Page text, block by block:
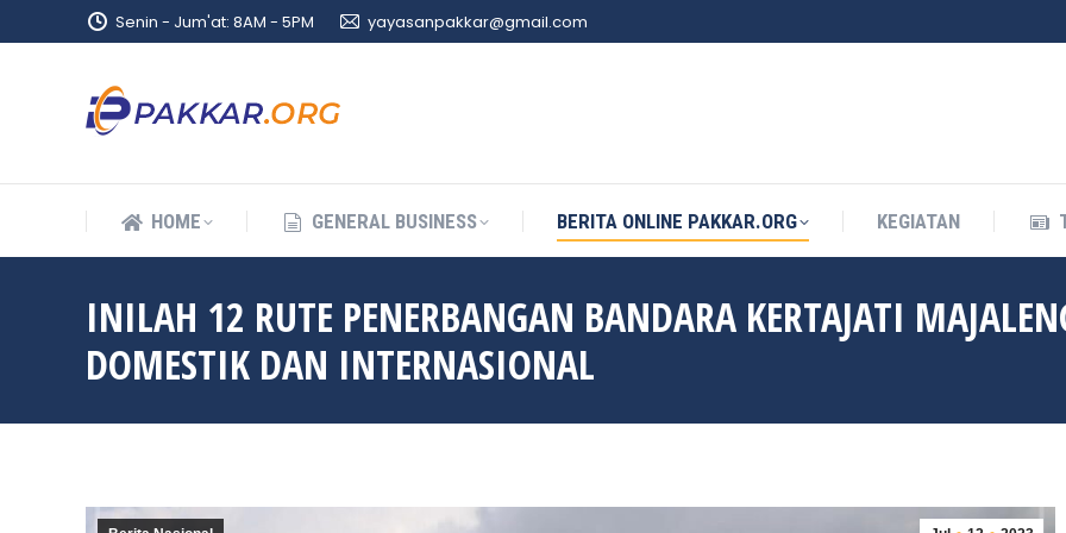
Senin - Jum'at: 8AM - 5PM yayasanpakkar@gmail.com
HOME GENERAL BUSINESS BERITA ONLINE PAKKAR.ORG KEGIATAN
INILAH 12 RUTE PENERBANGAN BANDARA KERTAJATI
DOMESTIK DAN INTERNASIONAL
HOME GENERAL BUSINESS BERITA ONLINE PAKKAR.ORG KEGIATAN